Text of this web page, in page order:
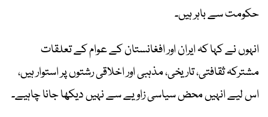
حکومت سے باہر ہیں۔
انہوں نے کہا کہ ایران اور افغانستان کے عوام کے تعلقات
مشترکہ ثقافتی، تاریخی، مذہبی اور اخلاقی رشتوں پر استوار ہیں،
اس لیے انہیں محض سیاسی زاویے سے نہیں دیکھا جانا چاہیے۔